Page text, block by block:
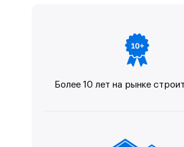
Более 10 лет на рынке